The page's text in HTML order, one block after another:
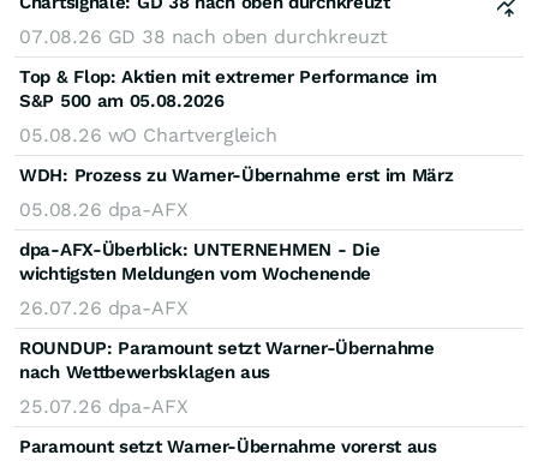
07.08.26 GD 38 nach oben durchkreuzt
Top & Flop: Aktien mit extremer Performance im
S&P 500 am 05.08.2026
05.08.26 wO Chartvergleich
WDH: Prozess zu Warner-Übernahme erst im März
05.08.26 dpa-AFX
dpa-AFX-Überblick: UNTERNEHMEN - Die
wichtigsten Meldungen vom Wochenende
26.07.26 dpa-AFX
ROUNDUP: Paramount setzt Warner-Übernahme
nach Wettbewerbsklagen aus
25.07.26 dpa-AFX
Paramount setzt Warner-Übernahme vorerst aus